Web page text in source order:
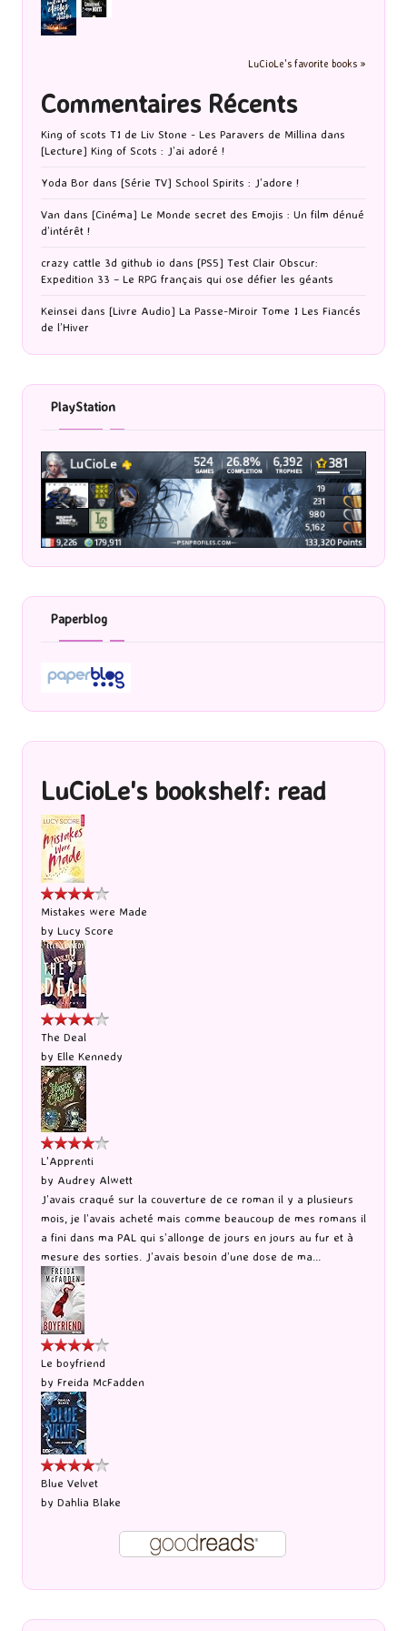
LuCioLe's favorite books »
Commentaires Récents
King of scots T1 de Liv Stone - Les Paravers de Millina dans
[Lecture] King of Scots : J’ai adoré !
Yoda Bor dans [Série TV] School Spirits : J’adore !
Van dans [Cinéma] Le Monde secret des Emojis : Un film dénué
d’intérêt !
crazy cattle 3d github io dans [PS5] Test Clair Obscur:
Expedition 33 – Le RPG français qui ose défier les géants
Keinsei dans [Livre Audio] La Passe-Miroir Tome 1 Les Fiancés
de l’Hiver
PlayStation
Paperblog
LuCioLe's bookshelf: read
Mistakes were Made
by Lucy Score
The Deal
by Elle Kennedy
L'Apprenti
by Audrey Alwett
J’avais craqué sur la couverture de ce roman il y a plusieurs
mois, je l’avais acheté mais comme beaucoup de mes romans il
a fini dans ma PAL qui s’allonge de jours en jours au fur et à
mesure des sorties. J’avais besoin d’une dose de ma...
Le boyfriend
by Freida McFadden
Blue Velvet
by Dahlia Blake